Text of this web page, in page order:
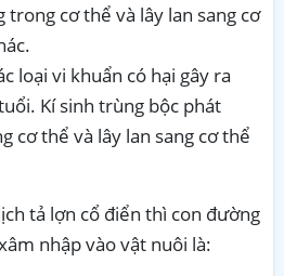
trong cơ thể và lây lan sang cơ
loại vi khuẩn có hại gây ra
Kí sinh trùng bộc phát
cơ thể và lây lan sang cơ thể
tả lợn cổ điển thì con đường
nhập vào vật nuôi là: